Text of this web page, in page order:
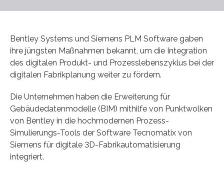
Bentley Systems und Siemens PLM Software gaben
ihre jüngsten Maßnahmen bekannt, um die Integration
des digitalen Produkt- und Prozesslebenszyklus bei der
digitalen Fabrikplanung weiter zu fördern.
Die Unternehmen haben die Erweiterung für
Gebäudedatenmodelle (BIM) mithilfe von Punktwolken
von Bentley in die hochmodernen Prozess-
Simulierungs-Tools der Software Tecnomatix von
Siemens für digitale 3D-Fabrikautomatisierung
integriert.